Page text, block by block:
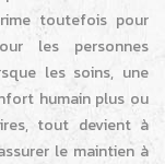
toutefois pour
les personnes
les soins, une
humain plus ou
tout devient à
le maintien à